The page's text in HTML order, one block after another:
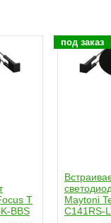
T
BBS
под заказ
Maytoni
C141RS-